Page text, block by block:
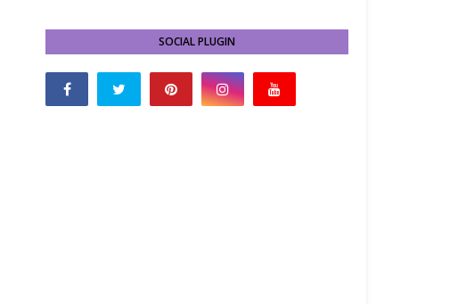
SOCIAL PLUGIN